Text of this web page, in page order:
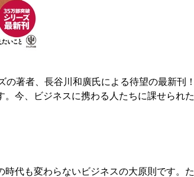
著者、長谷川和廣氏による待望の最新刊！
今、ビジネスに携わる人たちに課せられた
代も変わらないビジネスの大原則です。た